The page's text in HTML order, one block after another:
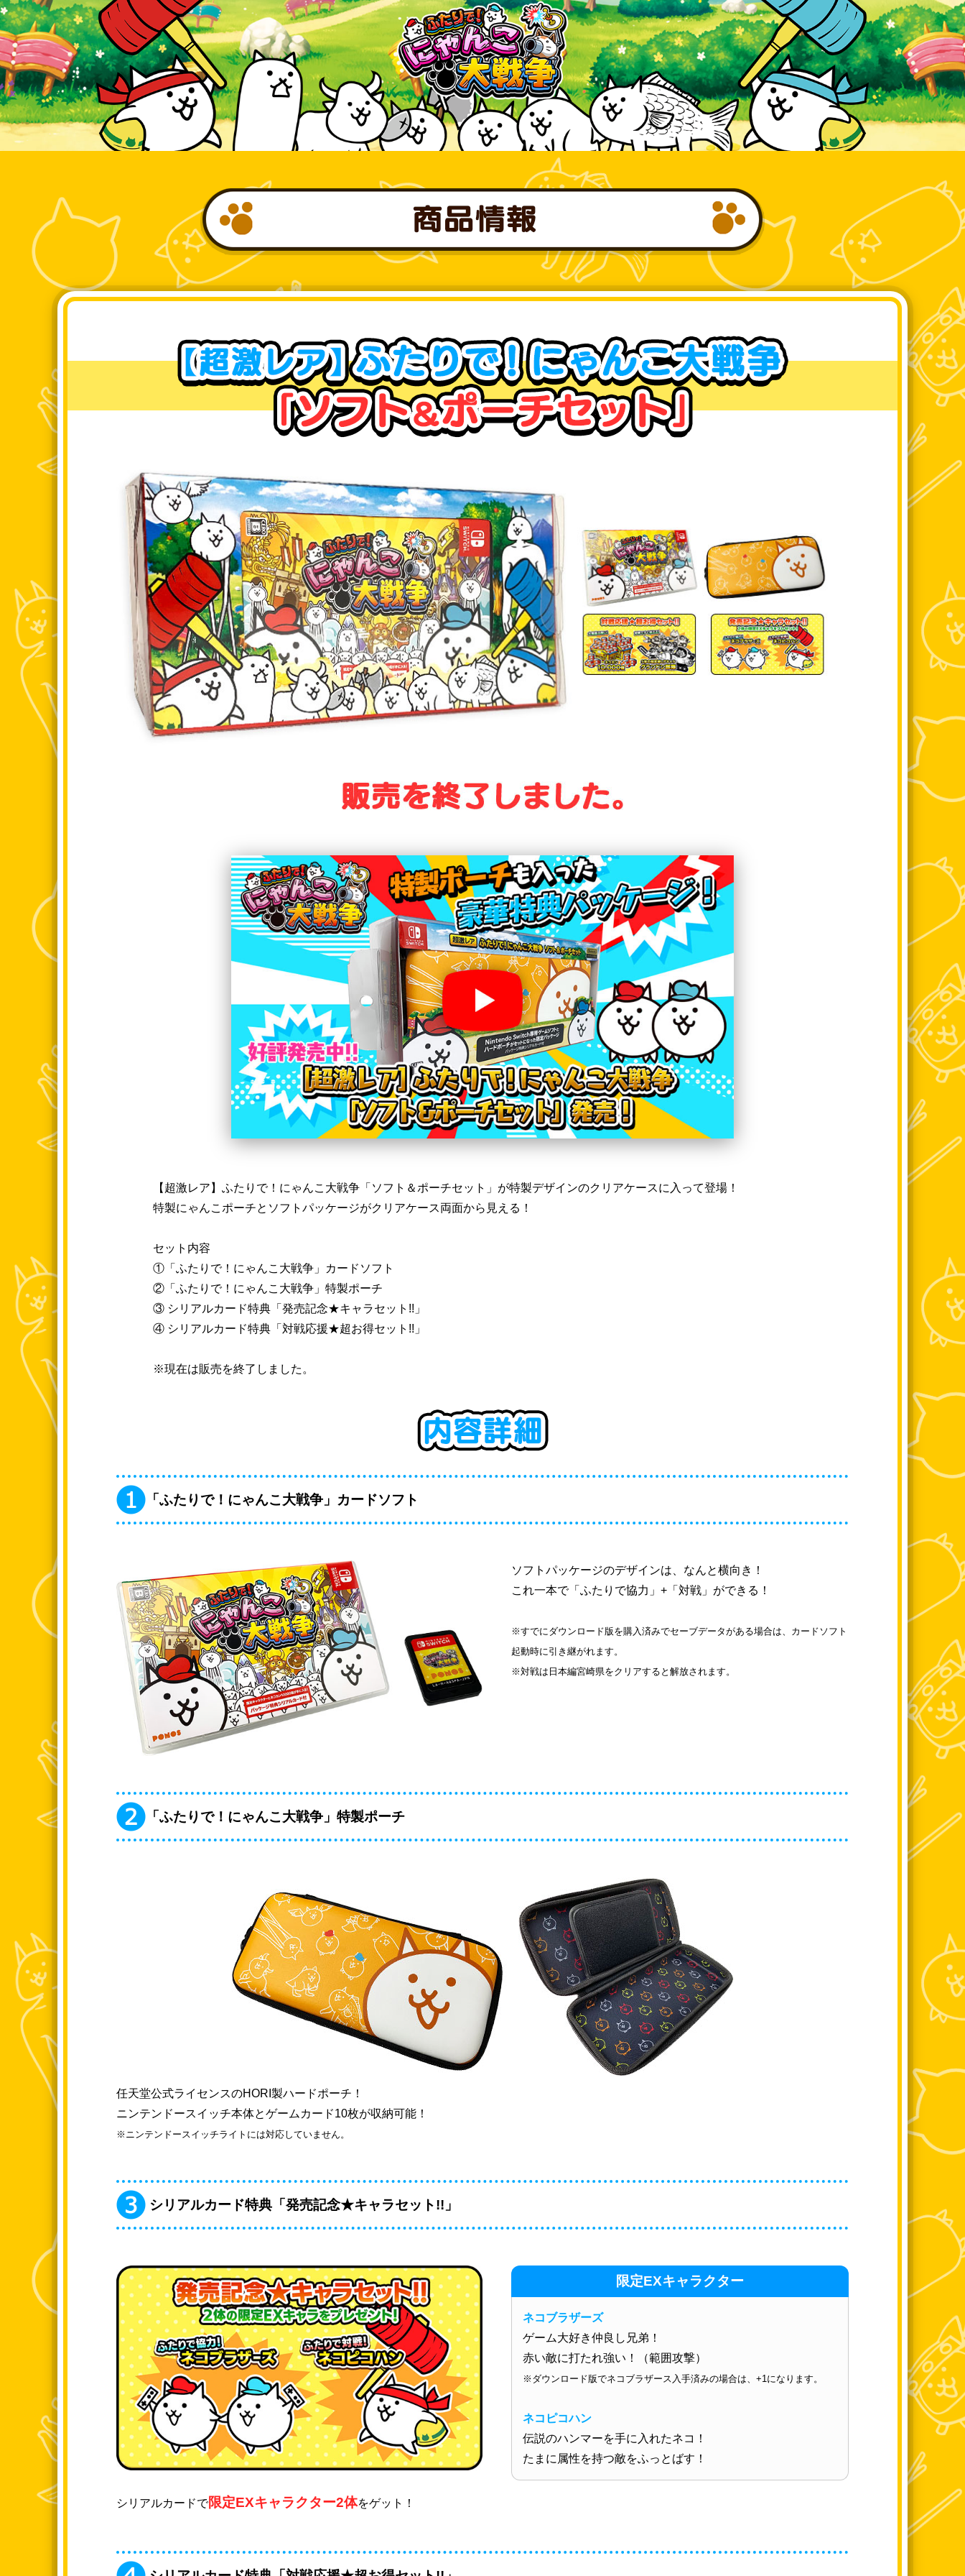
【超激レア】ふたりで！にゃんこ大戦争「ソフト＆ポーチセット」が特製デザインのクリアケースに入って登場！
特製にゃんこポーチとソフトパッケージがクリアケース両面から見える！
セット内容
①「ふたりで！にゃんこ大戦争」カードソフト
②「ふたりで！にゃんこ大戦争」特製ポーチ
③ シリアルカード特典「発売記念★キャラセット!!」
④ シリアルカード特典「対戦応援★超お得セット!!」
※現在は販売を終了しました。
「ふたりで！にゃんこ大戦争」カードソフト
ソフトパッケージのデザインは、なんと横向き！
これ一本で「ふたりで協力」+「対戦」ができる！
※すでにダウンロード版を購入済みでセーブデータがある場合は、カードソフト
起動時に引き継がれます。
※対戦は日本編宮崎県をクリアすると解放されます。
「ふたりで！にゃんこ大戦争」特製ポーチ
任天堂公式ライセンスのHORI製ハードポーチ！
ニンテンドースイッチ本体とゲームカード10枚が収納可能！
※ニンテンドースイッチライトには対応していません。
シリアルカード特典「発売記念★キャラセット!!」
シリアルカードで限定EXキャラクター2体をゲット！
限定EXキャラクター
ネコブラザーズ
ゲーム大好き仲良し兄弟！
赤い敵に打たれ強い！（範囲攻撃）
※ダウンロード版でネコブラザース入手済みの場合は、+1になります。
ネコピコハン
伝説のハンマーを手に入れたネコ！
たまに属性を持つ敵をふっとばす！